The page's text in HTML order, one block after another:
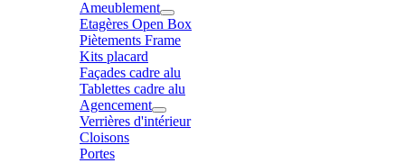
Ameublement
Etagères Open Box
Piètements Frame
Kits placard
Façades cadre alu
Tablettes cadre alu
Agencement
Verrières d'intérieur
Cloisons
Portes